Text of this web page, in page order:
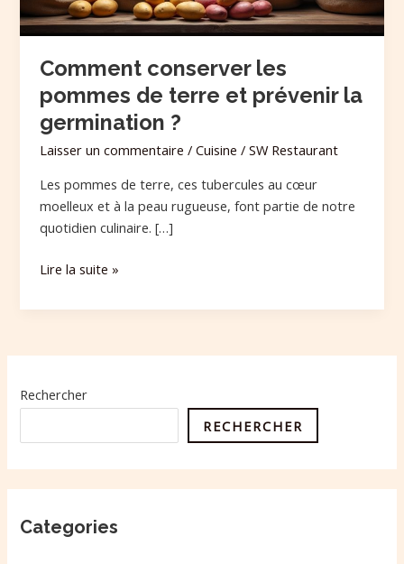
Comment conserver les
pommes de terre et prévenir la
germination ?
Laisser un commentaire /Cuisine /SW Restaurant
Les pommes de terre, ces tubercules au cœur
moelleux et à la peau rugueuse, font partie de notre
quotidien culinaire. […]
la
germination
Lire la suite »
Rechercher
RECHERCHER
Categories